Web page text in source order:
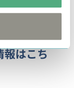
リジナル
報はこち